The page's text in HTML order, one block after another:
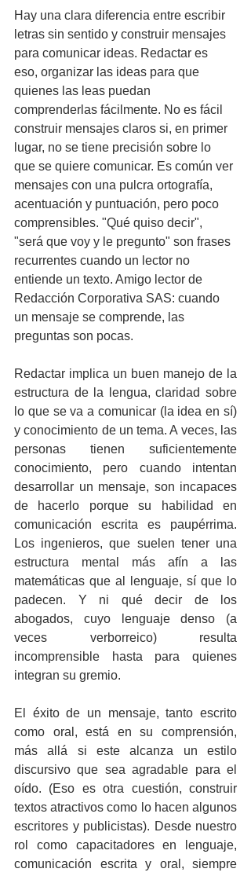
Hay una clara diferencia entre escribir
letras sin sentido y construir mensajes
para comunicar ideas. Redactar es
eso, organizar las ideas para que
quienes las leas puedan
comprenderlas fácilmente. No es fácil
construir mensajes claros si, en primer
lugar, no se tiene precisión sobre lo
que se quiere comunicar. Es común ver
mensajes con una pulcra ortografía,
acentuación y puntuación, pero poco
comprensibles. "Qué quiso decir",
"será que voy y le pregunto" son frases
recurrentes cuando un lector no
entiende un texto. Amigo lector de
Redacción Corporativa SAS: cuando
un mensaje se comprende, las
preguntas son pocas.
Redactar implica un buen manejo de la
estructura de la lengua, claridad sobre
lo que se va a comunicar (la idea en sí)
y conocimiento de un tema. A veces, las
personas tienen suficientemente
conocimiento, pero cuando intentan
desarrollar un mensaje, son incapaces
de hacerlo porque su habilidad en
comunicación escrita es paupérrima.
Los ingenieros, que suelen tener una
estructura mental más afín a las
matemáticas que al lenguaje, sí que lo
padecen. Y ni qué decir de los
abogados, cuyo lenguaje denso (a
veces verborreico) resulta
incomprensible hasta para quienes
integran su gremio.
El éxito de un mensaje, tanto escrito
como oral, está en su comprensión,
más allá si este alcanza un estilo
discursivo que sea agradable para el
oído. (Eso es otra cuestión, construir
textos atractivos como lo hacen algunos
escritores y publicistas). Desde nuestro
rol como capacitadores en lenguaje,
comunicación escrita y oral, siempre